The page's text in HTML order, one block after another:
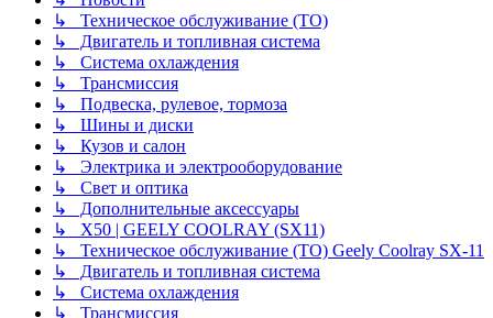
↳ Техническое обслуживание (ТО)
↳ Двигатель и топливная система
↳ Система охлаждения
↳ Трансмиссия
↳ Подвеска, рулевое, тормоза
↳ Шины и диски
↳ Кузов и салон
↳ Электрика и электрооборудование
↳ Свет и оптика
↳ Дополнительные аксессуары
↳ X50 | GEELY COOLRAY (SX11)
↳ Техническое обслуживание (ТО) Geely Coolray SX-11
↳ Двигатель и топливная система
↳ Система охлаждения
↳ Трансмиссия